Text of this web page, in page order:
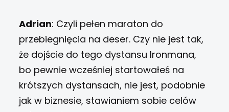
Adrian: Czyli pełen maraton do
przebiegnięcia na deser. Czy nie jest tak,
że dojście do tego dystansu Ironmana,
bo pewnie wcześniej startowałeś na
krótszych dystansach, nie jest, podobnie
jak w biznesie, stawianiem sobie celów